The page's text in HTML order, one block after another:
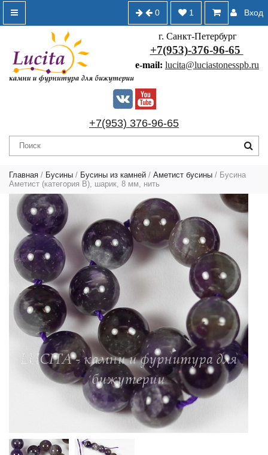
Вход
1
0
г. Санкт-Петербург
+7(953)-376-96-65
e-mail: lucita@luciastonesspb.ru
+7(953) 376-96-65
Главная / Бусины / Бусины из камней / Аметист бусины / Бусина
Аметист (категория B), шарик, 8 мм, нить